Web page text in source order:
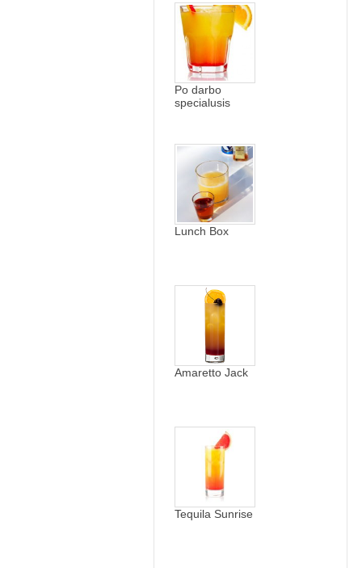
Po darbo
specialusis
Lunch Box
Amaretto Jack
Tequila Sunrise